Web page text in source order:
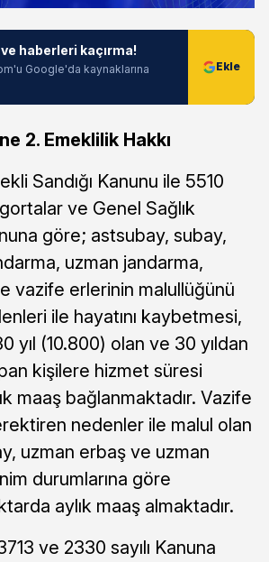
haberleri kaçırma!
Google'da kaynaklarına
2. Emeklilik Hakkı
Sandığı Kanunu ile 5510
ve Genel Sağlık
göre; astsubay, subay,
uzman jandarma,
vazife erlerinin malullüğünü
ile hayatını kaybetmesi,
yıl (10.800) olan ve 30 yıldan
kişilere hizmet süresi
maaş bağlanmaktadır. Vazife
nedenler ile malul olan
uzman erbaş ve uzman
durumlarına göre
aylık maaş almaktadır.
ve 2330 sayılı Kanuna